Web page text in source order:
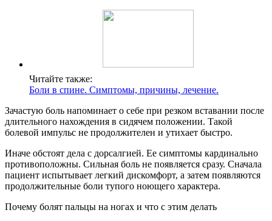
Читайте также:
Боли в спине. Симптомы, причины, лечение.
Зачастую боль напоминает о себе при резком вставании после
длительного нахождения в сидячем положении. Такой
болевой импульс не продолжителен и утихает быстро.
Иначе обстоят дела с дорсалгией. Ее симптомы кардинально
противоположны. Сильная боль не появляется сразу. Сначала
пациент испытывает легкий дискомфорт, а затем появляются
продолжительные боли тупого ноющего характера.
Почему болят пальцы на ногах и что с этим делать